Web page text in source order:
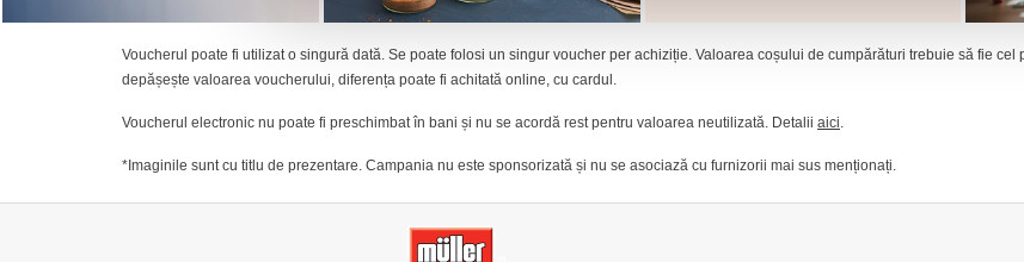
Voucherul poate fi utilizat o singură dată. Se poate folosi un singur voucher per achiziție. Valoarea coșului de cumpărături trebuie să fie
depășește valoarea voucherului, diferența poate fi achitată online, cu cardul.
Voucherul electronic nu poate fi preschimbat în bani și nu se acordă rest pentru valoarea neutilizată. Detalii aici.
*Imaginile sunt cu titlu de prezentare. Campania nu este sponsorizată și nu se asociază cu furnizorii mai sus menționați.